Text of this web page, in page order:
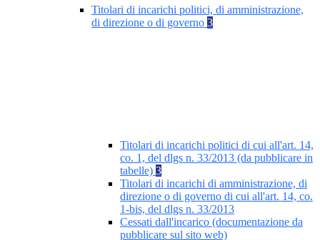
Titolari di incarichi politici, di amministrazione,
di direzione o di governo 3
Titolari di incarichi politici di cui all'art. 14,
co. 1, del dlgs n. 33/2013 (da pubblicare in
tabelle) 3
Titolari di incarichi di amministrazione, di
direzione o di governo di cui all'art. 14, co.
1-bis, del dlgs n. 33/2013
Cessati dall'incarico (documentazione da
pubblicare sul sito web)